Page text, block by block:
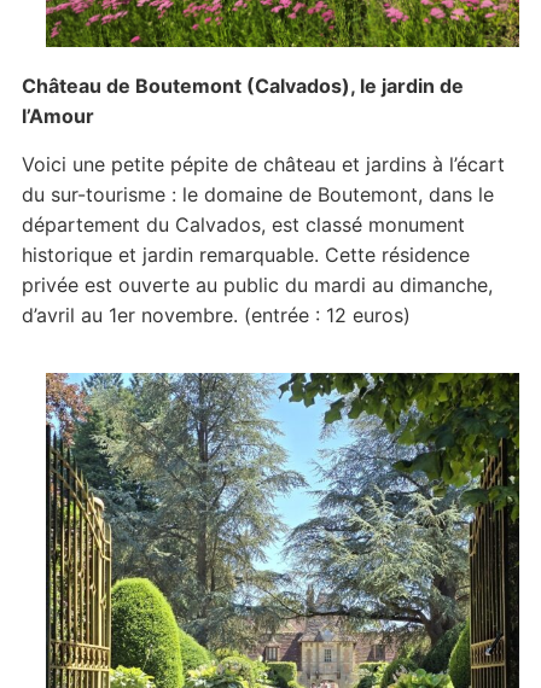
Château de Boutemont (Calvados), le jardin de
l’Amour
Voici une petite pépite de château et jardins à l’écart
du sur-tourisme : le domaine de Boutemont, dans le
département du Calvados, est classé monument
historique et jardin remarquable. Cette résidence
privée est ouverte au public du mardi au dimanche,
d’avril au 1er novembre. (entrée : 12 euros)